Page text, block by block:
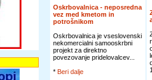
Oskrbovalnica - neposredna
vez med kmetom in
potrošnikom
Oskrbovalnica je vseslovenski
nekomercialni samooskrbni
projekt za direktno
povezovanje pridelovalcev...
* Beri dalje